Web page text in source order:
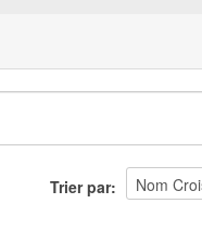
Trier par